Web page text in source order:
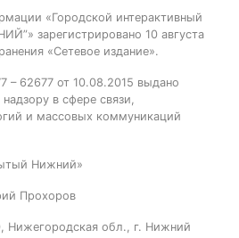
«Городской интерактивный
зарегистрировано 10 августа
«Сетевое издание».
62677 от 10.08.2015 выдано
в сфере связи,
и массовых коммуникаций
Нижний»
Прохоров
Нижегородская обл., г. Нижний